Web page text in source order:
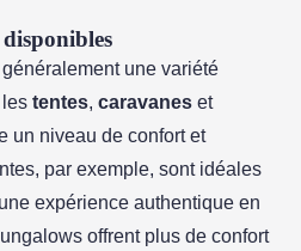
une variété
tentes, caravanes et
un niveau de confort et
par exemple, sont idéales
expérience authentique en
offrent plus de confort